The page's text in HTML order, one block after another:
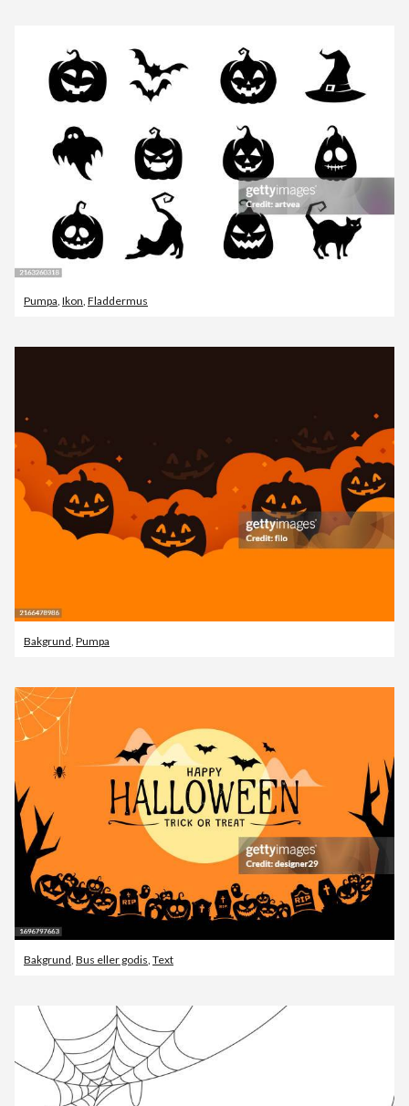
Pumpa, Ikon, Fladdermus
Bakgrund Pumpa
Bakgrund, Bus eller godis, Text